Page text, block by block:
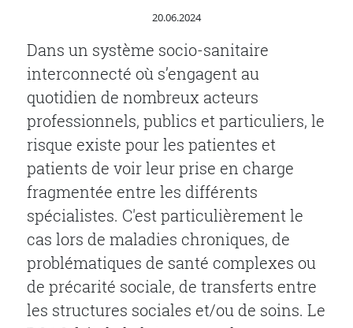
Publié le
20.06.2024
Dans un système socio-sanitaire
interconnecté où s’engagent au
quotidien de nombreux acteurs
professionnels, publics et particuliers, le
risque existe pour les patientes et
patients de voir leur prise en charge
fragmentée entre les différents
spécialistes. C'est particulièrement le
cas lors de maladies chroniques, de
problématiques de santé complexes ou
de précarité sociale, de transferts entre
les structures sociales et/ou de soins. Le